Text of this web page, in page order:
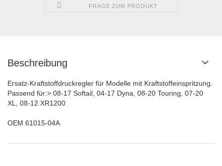
FRAGE ZUM PRODUKT
Beschreibung
Ersatz-Kraftstoffdruckregler für Modelle mit Kraftstoffeinspritzung.
Passend für:> 08-17 Softail, 04-17 Dyna, 08-20 Touring, 07-20
XL, 08-12 XR1200
OEM 61015-04A